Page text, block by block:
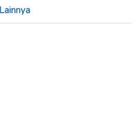
Lainnya